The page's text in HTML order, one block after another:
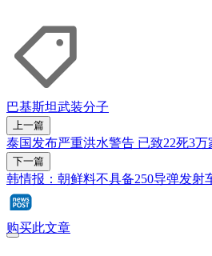
巴基斯坦武装分子
上一篇
泰国发布严重洪水警告 已致22死3万
下一篇
韩情报：朝鲜料不具备250导弹发射
购买此文章